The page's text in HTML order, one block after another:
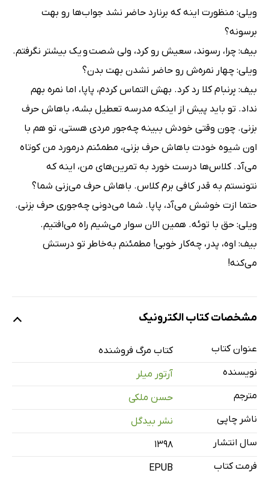
ویلی: منظورت اینه که برنارد حاضر نشد جواب‌ها رو بهت
برسونه؟
بیف: چرا، رسوند، سعیش رو کرد، ولی شصت و یک بیشتر نگرفتم.
ویلی: چهار نمره‌ش رو حاضر نشدن بهت بدن؟
بیف: بِرنبام کلا رد کرد. بهش التماس کردم، پاپا، اما نمره بهم
نداد. تو باید پیش از اینکه مدرسه تعطیل بشه، باهاش حرف
بزنی. چون وقتی خودش ببینه چه‌جور مردی هستی، تو هم با
اون شیوه خودت باهاش حرف بزنی، مطمئنم در‌مورد من کوتاه
می‌آد. کلاس‌ها درست خورد به تمرین‌های من، اینه که
نتونستم به قدر کافی برم کلاس. باهاش حرف می‌زنی شما؟
حتما ازت خوشش می‌آد، پاپا. شما می‌دونی چه‌جوری حرف بزنی.
ویلی: حق با توئه. همین الان سوار می‌شیم راه می‌افتیم.
بیف: اوه، پدر، چه‌کار خوبی! مطمئنم به‌خاطر تو درستش
می‌کنه!
مشخصات کتاب الکترونیک
عنوان کتاب
کتاب مرگ فروشنده
نویسنده
آرتور میلر
مترجم
حسن ملکی
ناشر چاپی
نشر بیدگل
سال انتشار
۱۳۹۸
فرمت کتاب
EPUB